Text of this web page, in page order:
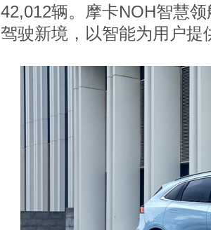
42,012辆。摩卡NOH智慧
驾驶新境，以智能为用户提